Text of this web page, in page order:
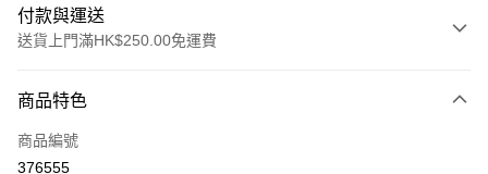
付款與運送
送貨上門滿HK$250.00免運費
信用卡
Apple Pay
商品特色
商品編號
376555